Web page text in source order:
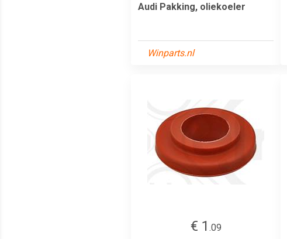
Audi Pakking, oliekoeler
Winparts.nl
€ 1 .09